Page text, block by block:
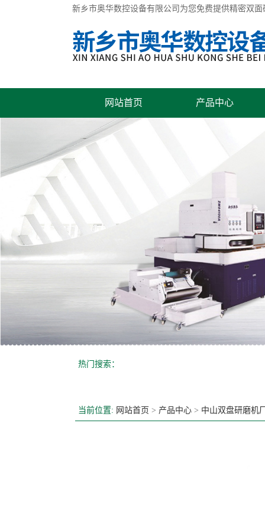
新乡市奥华数控设备有限公司为您免费提供精密双面
网站首页 产品中心
联系我们
热门搜索：
当前位置: 网站首页 > 产品中心 > 中山双盘研磨机